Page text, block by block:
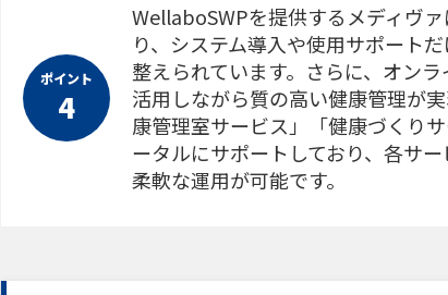
ポイント
4
WellaboSWPを提供するメディヴ
り、システム導入や使用サポート
整えられています。さらに、オン
活用しながら質の高い健康管理が
康管理室サービス」「健康づくり
ータルにサポートしており、各サ
柔軟な運用が可能です。